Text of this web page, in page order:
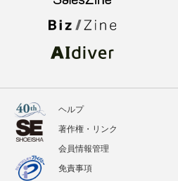
ヘルプ
著作権・リンク
会員情報管理
免責事項